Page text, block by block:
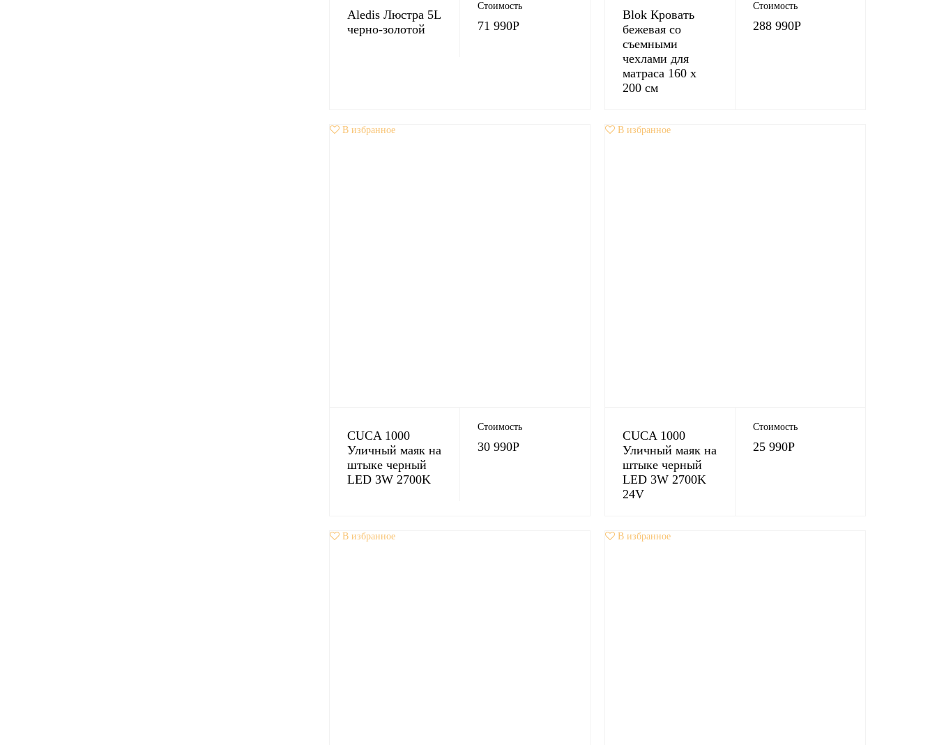
Aledis Люстра 5L
черно-золотой
Стоимость
71 990Р
Blok Кровать
бежевая со
съемными
чехлами для
матраса 160 х
200 см
Стоимость
288 990Р
В избранное
CUCA 1000
Уличный маяк на
штыке черный
LED 3W 2700K
Стоимость
30 990Р
В избранное
CUCA 1000
Уличный маяк на
штыке черный
LED 3W 2700K
24V
Стоимость
25 990Р
В избранное В избранное